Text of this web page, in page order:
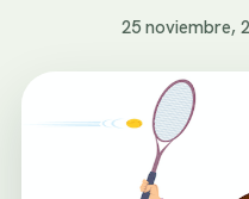
25 noviembre,